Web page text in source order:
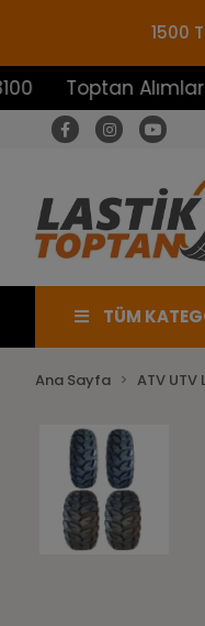
1500
Alımlar İçin
TÜM
Ana Sayfa ATV UTV